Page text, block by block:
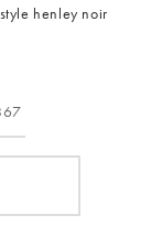
henley noir